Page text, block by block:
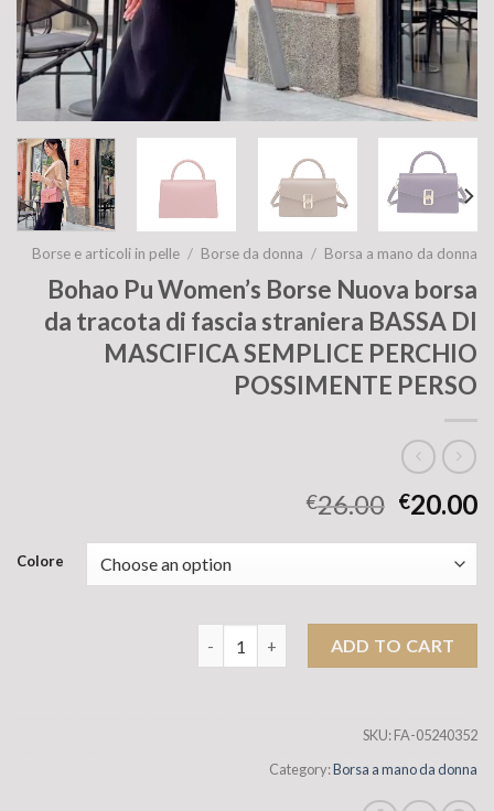
Borse e articoli in pelle / Borse da donna / Borsa a mano da donna
Bohao Pu Women’s Borse Nuova borsa
da tracota di fascia straniera BASSA DI
MASCIFICA SEMPLICE PERCHIO
POSSIMENTE PERSO
€26.00 €20.00
Colore
ADD TO CART
SKU:FA-05240352
Category:Borsa a mano da donna